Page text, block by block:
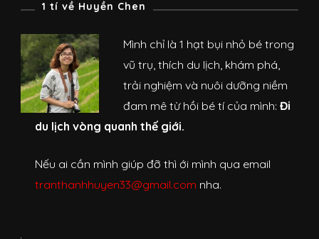
1 tí về Huyền Chen
Mình chỉ là 1 hạt bụi nhỏ bé trong
vũ trụ, thích du lịch, khám phá,
trải nghiệm và nuôi dưỡng niềm
đam mê từ hồi bé tí của mình: Đi
du lịch vòng quanh thế giới.
Nếu ai cần mình giúp đỡ thì ới mình qua email
tranthanhhuyen33@gmail.com nha.